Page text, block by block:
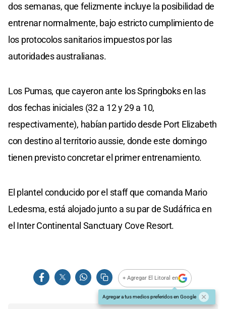
dos semanas, que felizmente incluye la posibilidad de
entrenar normalmente, bajo estricto cumplimiento de
los protocolos sanitarios impuestos por las
autoridades australianas.
Los Pumas, que cayeron ante los Springboks en las
dos fechas iniciales (32 a 12 y 29 a 10,
respectivamente), habían partido desde Port Elizabeth
con destino al territorio aussie, donde este domingo
tienen previsto concretar el primer entrenamiento.
El plantel conducido por el staff que comanda Mario
Ledesma, está alojado junto a su par de Sudáfrica en
el Inter Continental Sanctuary Cove Resort.
+ Agregar El Litoral en
Agregar a tus medios preferidos en Google